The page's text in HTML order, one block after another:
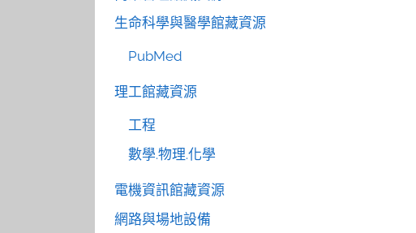
生命科學與醫學館藏資源
PubMed
理工館藏資源
工程
數學.物理.化學
電機資訊館藏資源
網路與場地設備